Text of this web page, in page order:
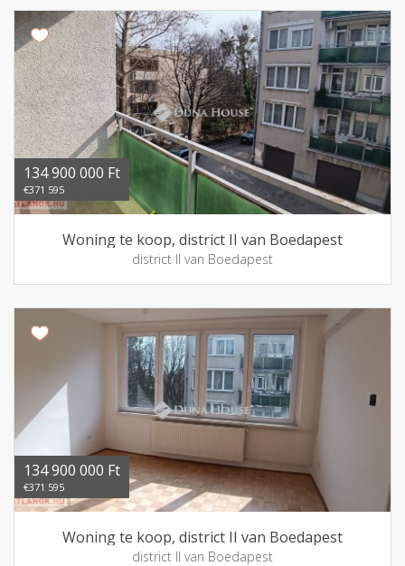
134 900 000 Ft
€371 595
Woning te koop, district II van Boedapest
district II van Boedapest
134 900 000 Ft
€371 595
Woning te koop, district II van Boedapest
district II van Boedapest